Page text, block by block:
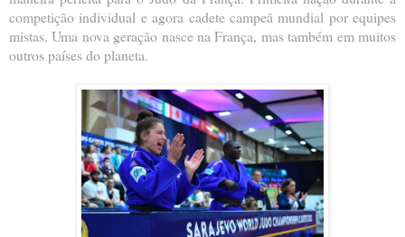
competição individual e agora cadete campeã mundial por equipes
mistas. Uma nova geração nasce na França, mas também em muitos
outros países do planeta.